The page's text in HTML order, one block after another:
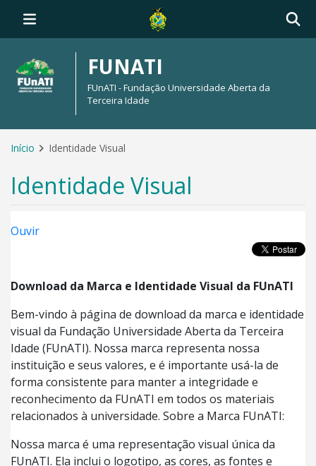
FUNATI
FUnATI - Fundação Universidade Aberta da
Terceira Idade
Início Identidade Visual
Identidade Visual
Ouvir
Download da Marca e Identidade Visual da FUnATI
Bem-vindo à página de download da marca e identidade
visual da Fundação Universidade Aberta da Terceira
Idade (FUnATI). Nossa marca representa nossa
instituição e seus valores, e é importante usá-la de
forma consistente para manter a integridade e
reconhecimento da FUnATI em todos os materiais
relacionados à universidade. Sobre a Marca FUnATI:
Nossa marca é uma representação visual única da
FUnATI. Ela inclui o logotipo, as cores, as fontes e